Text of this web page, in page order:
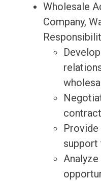
Wholesale
Company,